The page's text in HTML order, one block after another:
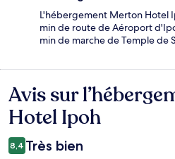
L'hébergement Merton Hotel
min de route de Aéroport
min de marche de Temple de
Avis
Avis sur
Hotel Ipoh
8,4 Très bien